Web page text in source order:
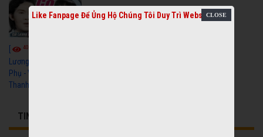
[ 4016
Lương Xưa Cô Dâu
Phụ - Vũ Linh, Tài Linh,
Thanh Ngân
TIN TỨC LIÊN QUAN
Like Fanpage Để Ủng Hộ Chúng Tôi Duy Trì Website